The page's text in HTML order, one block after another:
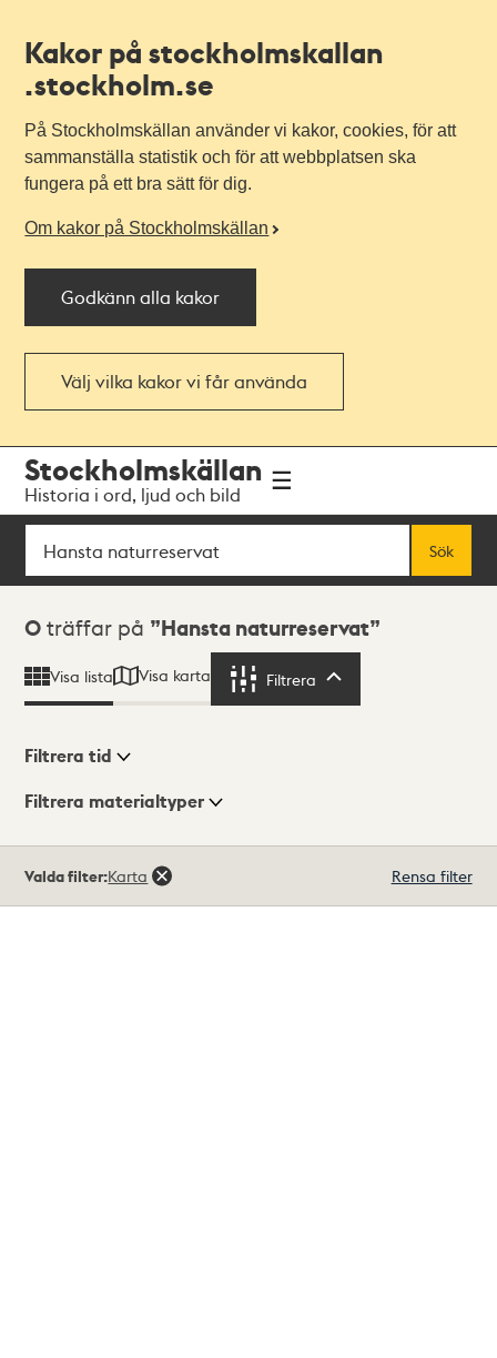
Kakor på stockholmskallan
.stockholm.se
På Stockholmskällan använder vi kakor, cookies, för att
sammanställa statistik och för att webbplatsen ska
fungera på ett bra sätt för dig.
Om kakor på Stockholmskällan
Godkänn alla kakor
Välj vilka kakor vi får använda
navigationen
huvudinnehållet
Stockholmskällan
Historia i ord, ljud och bild
Sök
Sök
Sökresultat
0 träffar på Hansta naturreservat
Visa lista Visa karta Filtrera
Visningsläge
Filtrera tid
Filtrera materialtyper
träffar
Valda filter:Karta Rensa filter